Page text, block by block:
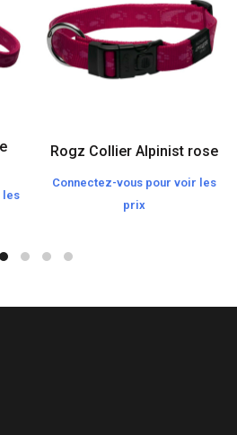
les
Rogz Collier Alpinist rose
Connectez-vous pour voir les
prix